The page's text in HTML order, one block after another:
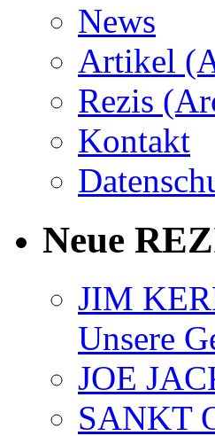
News
Artikel
Rezis
Kontakt
Neue
JIM
Unsere
JOE
SANKT